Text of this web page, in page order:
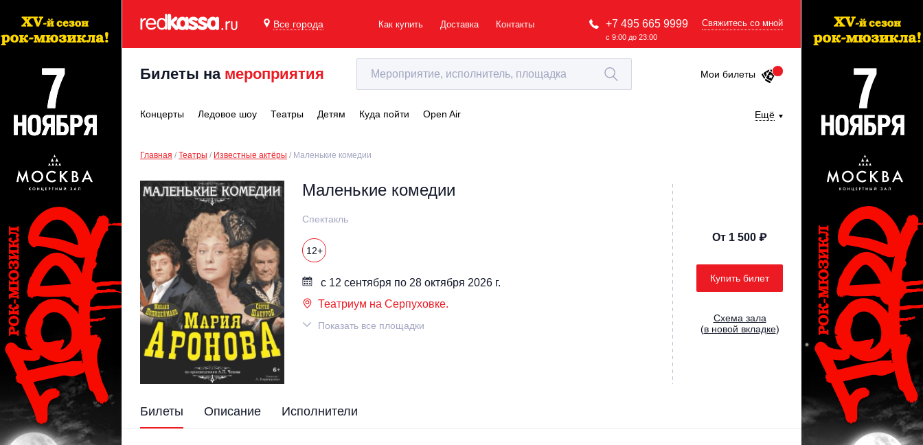
Все города Как купить Доставка Контакты +7 495 665 9999
с 9:00 до 23:00
Свяжитесь со мной
Билеты на мероприятия Мои билеты
Концерты Ледовое шоу Театры Детям Куда пойти Open Air Ещё
Главная Театры Известные актёры Маленькие комедии
Маленькие комедии
Спектакль
12+
с 12 сентября по 28 октября 2026 г.
Театриум на Серпуховке.
Показать все площадки
От 1 500 ₽
Купить билет
Cхема зала
(в новой вкладке)
Билеты Описание Исполнители